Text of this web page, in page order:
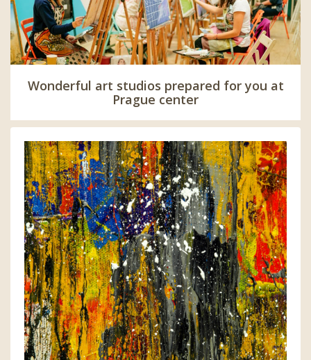
Wonderful art studios prepared for you at
Prague center